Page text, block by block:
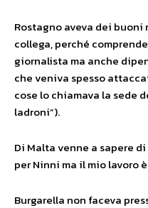
Rostagno aveva dei
collega, perché
giornalista ma anche
che veniva spesso
cose lo chiamava la sede
ladroni”).
Di Malta venne a sapere
per Ninni ma il mio lavoro
Burgarella non faceva